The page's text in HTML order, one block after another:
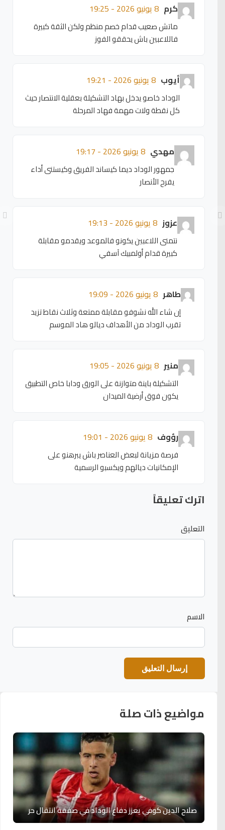
كرم 8 يونيو 2026 - 19:25
ماتش صعيب قدام خصم منظم ولكن الثقة كبيرة
فاللاعبين باش يحققو الفوز
أيوب 8 يونيو 2026 - 19:21
الوداد خاصو يدخل بهاد التشكيلة بعقلية الانتصار حيث
كل نقطة ولات مهمة فهاد المرحلة
مهدي 8 يونيو 2026 - 19:17
جمهور الوداد ديما كيساند الفريق وكيستنى أداء
يفرح الأنصار
عزوز 8 يونيو 2026 - 19:13
نتمنى اللاعبين يكونو فالموعد ويقدمو مقابلة
كبيرة قدام أولمبيك آسفي
طاهر 8 يونيو 2026 - 19:09
إن شاء الله نشوفو مقابلة ممتعة وثلاث نقاط تزيد
تقرب الوداد من الأهداف ديالو هاد الموسم
منير 8 يونيو 2026 - 19:05
التشكيلة باينة متوازنة على الورق ودابا خاص التطبيق
يكون فوق أرضية الميدان
رؤوف 8 يونيو 2026 - 19:01
فرصة مزيانة لبعض العناصر باش يبرهنو على
الإمكانيات ديالهم ويكسبو الرسمية
اترك تعليقاً
التعليق
الاسم
مواضيع ذات صلة
صلاح الدين كوفي يعزز دفاع الوداد في صفقة انتقال حر